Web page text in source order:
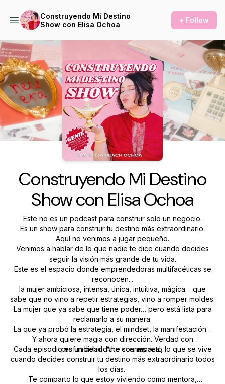
Construyendo Mi Destino
Show con Elisa Ochoa
+ Follow
Podcast Background Image
Construyendo Mi Destino
Show con Elisa Ochoa
Este no es un podcast para construir solo un negocio.
Es un show para construir tu destino más extraordinario.
Aquí no venimos a jugar pequeño.
Venimos a hablar de lo que nadie te dice cuando decides
seguir la visión más grande de tu vida.
Este es el espacio donde emprendedoras multifacéticas se
reconocen...
la mujer ambiciosa, intensa, única, intuitiva, mágica… que
sabe que no vino a repetir estrategias, vino a romper moldes.
La mujer que ya sabe que tiene poder… pero está lista para
reclamarlo a su manera.
La que ya probó la estrategia, el mindset, la manifestación…
Y ahora quiere magia con dirección. Verdad con
profundidad. Arte con impacto.
Cada episodio es un behind the scenes real, lo que se vive
cuando decides construir tu destino más extraordinario todos
los días.
Te comparto lo que estoy viviendo como mentora,